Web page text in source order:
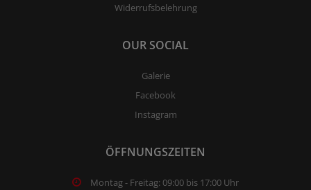
Widerrufsbelehrung
OUR SOCIAL
Galerie
Facebook
Instagram
ÖFFNUNGSZEITEN
Montag - Freitag: 09:00 bis 17:00 Uhr